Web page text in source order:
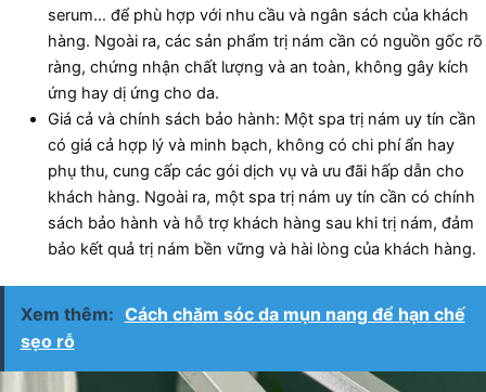
serum… để phù hợp với nhu cầu và ngân sách của khách
hàng. Ngoài ra, các sản phẩm trị nám cần có nguồn gốc rõ
ràng, chứng nhận chất lượng và an toàn, không gây kích
ứng hay dị ứng cho da.
Giá cả và chính sách bảo hành: Một spa trị nám uy tín cần
có giá cả hợp lý và minh bạch, không có chi phí ẩn hay
phụ thu, cung cấp các gói dịch vụ và ưu đãi hấp dẫn cho
khách hàng. Ngoài ra, một spa trị nám uy tín cần có chính
sách bảo hành và hỗ trợ khách hàng sau khi trị nám, đảm
bảo kết quả trị nám bền vững và hài lòng của khách hàng.
Xem thêm: Cách chăm sóc da mụn nang để hạn chế
sẹo rỗ